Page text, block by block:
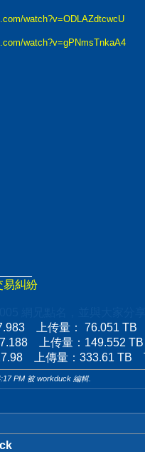
watch?v=ODLAZdtcwcU
watch?v=gPNmsTnkaA4
易糾紛
上传量： 76.051 TB
上传量：149.552
上傳量：333.61 TB
PM 被 workduck 編輯.